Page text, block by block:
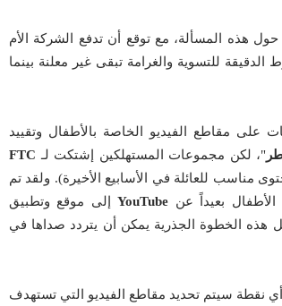
حول هذه المسألة، مع توقع أن تدفع الشركة الأم
للتسوية والغرامة تبقى غير معلنة بينما
على مقاطع الفيديو الخاصة بالأطفال وتقييد
"، لكن مجموعات المستهلكين إشتكت لـ FTC
مناسب للعائلة في الأسابيع الأخيرة). ولقد تم
بعيداً عن YouTubeإلى موقع وتطبيق
هذه الخطوة الجذرية يمكن أن يتردد صداها في
نقطة سيتم تحديد مقاطع الفيديو التي تستهدف